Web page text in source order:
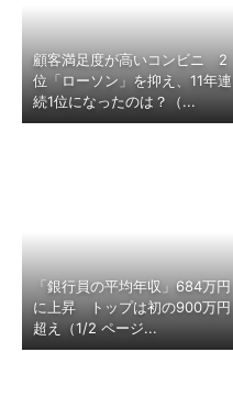
顧客満足度が高いコンビニ 2
位「ローソン」を抑え、11年連
続1位になったのは？（...
「銀行員の平均年収」684万円
に上昇 トップは初の900万円
超え（1/2 ページ...